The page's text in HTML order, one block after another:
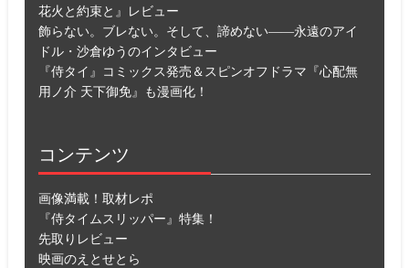
花火と約束と』レビュー
飾らない。ブレない。そして、諦めない――永遠のアイ
ドル・沙倉ゆうのインタビュー
『侍タイ』コミックス発売＆スピンオフドラマ『心配無
用ノ介 天下御免』も漫画化！
コンテンツ
画像満載！取材レポ
『侍タイムスリッパー』特集！
先取りレビュー
映画のえとせとら